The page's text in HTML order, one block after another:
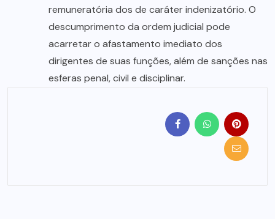
remuneratória dos de caráter indenizatório. O
descumprimento da ordem judicial pode
acarretar o afastamento imediato dos
dirigentes de suas funções, além de sanções nas
esferas penal, civil e disciplinar.